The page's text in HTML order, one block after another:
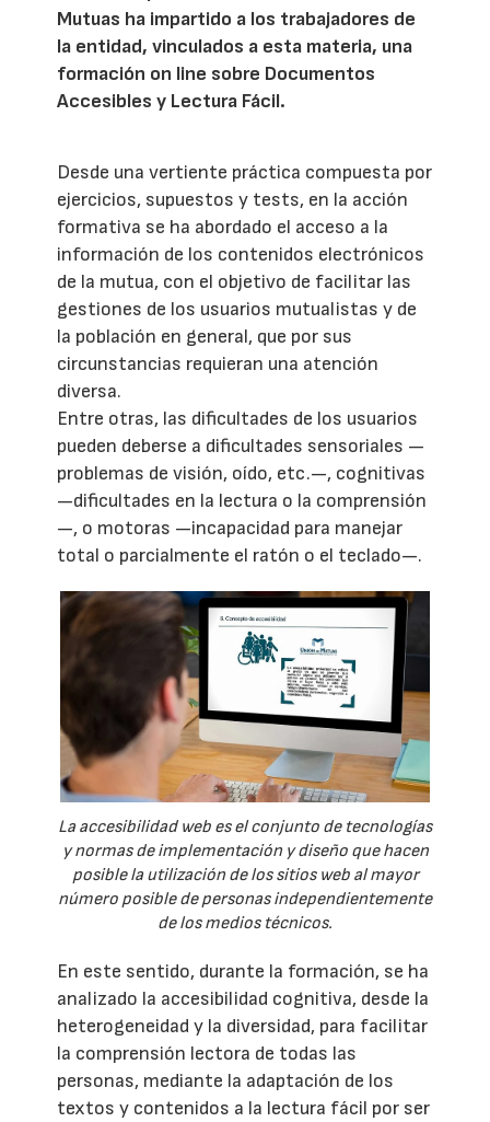
Mutuas ha impartido a los trabajadores de
la entidad, vinculados a esta materia, una
formación on line sobre Documentos
Accesibles y Lectura Fácil.
Desde una vertiente práctica compuesta por
ejercicios, supuestos y tests, en la acción
formativa se ha abordado el acceso a la
información de los contenidos electrónicos
de la mutua, con el objetivo de facilitar las
gestiones de los usuarios mutualistas y de
la población en general, que por sus
circunstancias requieran una atención
diversa.
Entre otras, las dificultades de los usuarios
pueden deberse a dificultades sensoriales —
problemas de visión, oído, etc.—, cognitivas
—dificultades en la lectura o la comprensión
—, o motoras —incapacidad para manejar
total o parcialmente el ratón o el teclado—.
La accesibilidad web es el conjunto de tecnologías
y normas de implementación y diseño que hacen
posible la utilización de los sitios web al mayor
número posible de personas independientemente
de los medios técnicos.
En este sentido, durante la formación, se ha
analizado la accesibilidad cognitiva, desde la
heterogeneidad y la diversidad, para facilitar
la comprensión lectora de todas las
personas, mediante la adaptación de los
textos y contenidos a la lectura fácil por ser